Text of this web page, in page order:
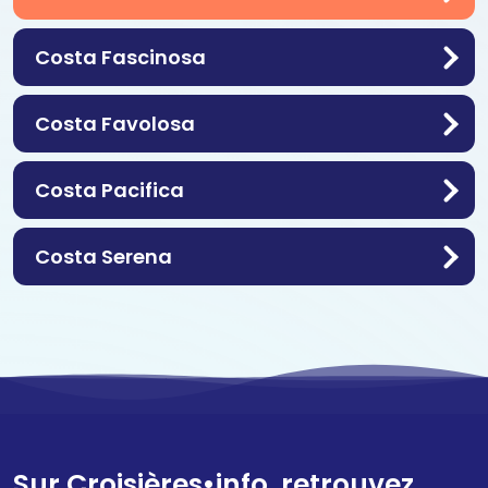
Costa Fascinosa
Costa Favolosa
Costa Pacifica
Costa Serena